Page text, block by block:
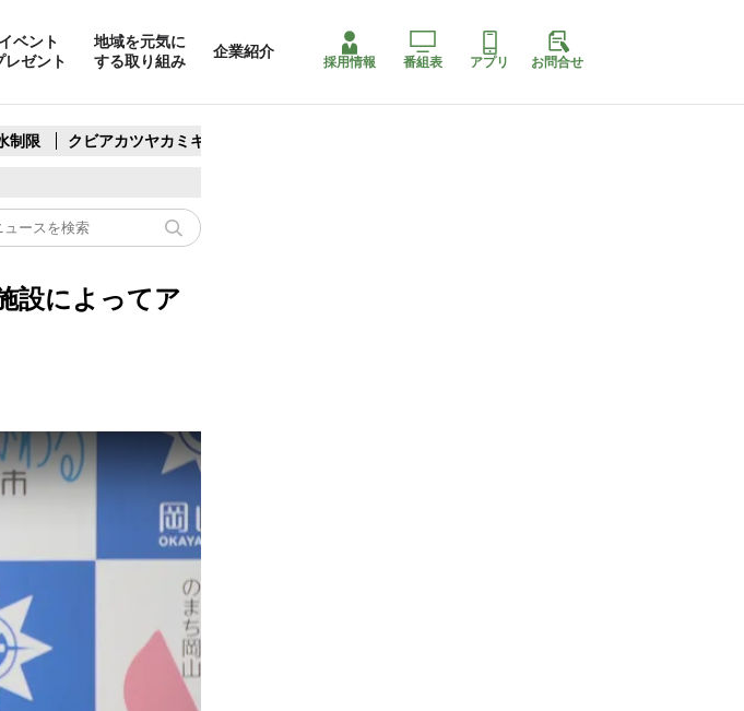
イベント
レゼント
地域を元気に
する取り組み
企業紹介
採用情報 番組表 アプリ お問合せ
制限 クビアカツヤカミキリ
設によってア